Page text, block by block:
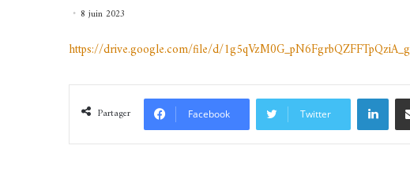
8 juin 2023
https://drive.google.com/file/d/
Partager Facebook Twitter